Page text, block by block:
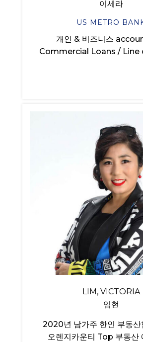
이세라
US METRO
개인 & 비즈니스
Commercial Loans / Line
LIM, VICTORIA
임현
2020년 남가주 한인 부동산
오렌지카운티 Top 부동산